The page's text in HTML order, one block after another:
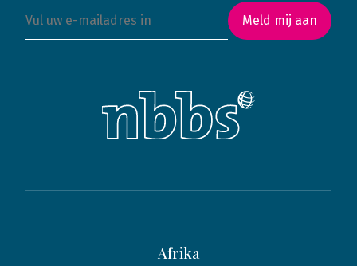
Meld mij aan
Afrika